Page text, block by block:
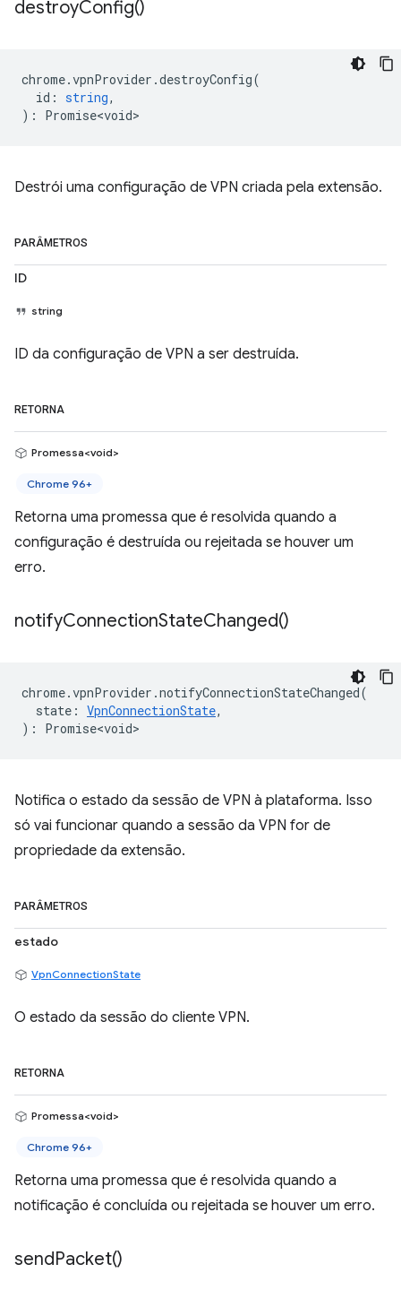
destroyConfig()
chrome.vpnProvider .destroyConfig(
id : string,
) : Promise<void>
Destrói uma configuração de VPN criada pela extensão.
PARÂMETROS
ID
string
ID da configuração de VPN a ser destruída.
RETORNA
Promessa<void>
Chrome 96+
Retorna uma promessa que é resolvida quando a
configuração é destruída ou rejeitada se houver um
erro.
notifyConnectionStateChanged()
chrome.vpnProvider .notifyConnectionStateChanged(
state : VpnConnectionState,
) : Promise<void>
Notifica o estado da sessão de VPN à plataforma. Isso
só vai funcionar quando a sessão da VPN for de
propriedade da extensão.
PARÂMETROS
estado
VpnConnectionState
O estado da sessão do cliente VPN.
RETORNA
Promessa<void>
Chrome 96+
Retorna uma promessa que é resolvida quando a
notificação é concluída ou rejeitada se houver um erro.
sendPacket()